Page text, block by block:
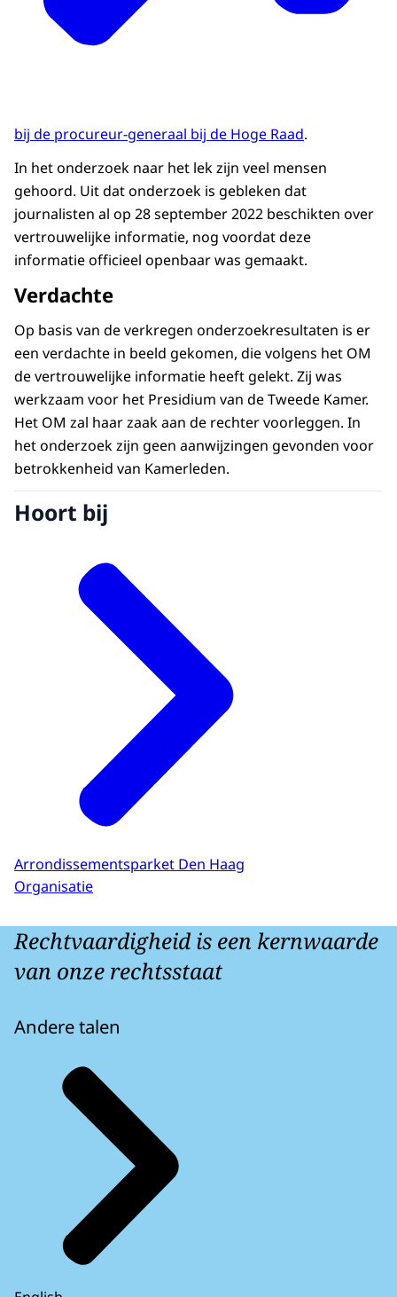
bij de procureur-generaal bij de Hoge Raad.
In het onderzoek naar het lek zijn veel mensen
gehoord. Uit dat onderzoek is gebleken dat
journalisten al op 28 september 2022 beschikten over
vertrouwelijke informatie, nog voordat deze
informatie officieel openbaar was gemaakt.
Verdachte
Op basis van de verkregen onderzoekresultaten is er
een verdachte in beeld gekomen, die volgens het OM
de vertrouwelijke informatie heeft gelekt. Zij was
werkzaam voor het Presidium van de Tweede Kamer.
Het OM zal haar zaak aan de rechter voorleggen. In
het onderzoek zijn geen aanwijzingen gevonden voor
betrokkenheid van Kamerleden.
Hoort bij
Arrondissementsparket Den Haag
Organisatie
Rechtvaardigheid is een kernwaarde
van onze rechtsstaat
Andere talen